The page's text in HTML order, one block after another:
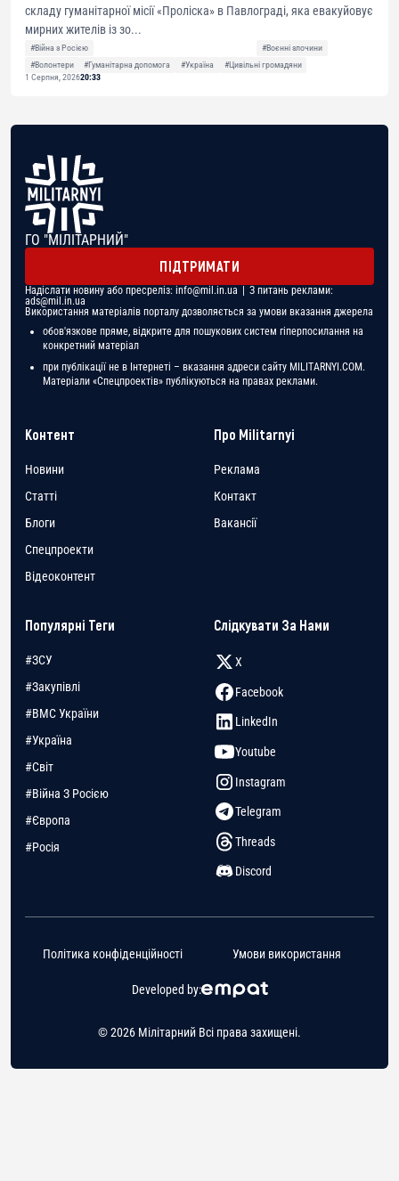
складу гуманітарної місії «Проліска» в Павлограді, яка евакуйовує
мирних жителів із зо...
#Війна з Росією
#Воєнні злочини
#Волонтери
#Гуманітарна допомога #Україна
#Цивільні громадяни
1 Серпня, 202620:33
ГО "МІЛІТАРНИЙ"
ПІДТРИМАТИ
Надіслати новину або пресреліз: info@mil.in.ua | З питань реклами:
ads@mil.in.ua
Використання матеріалів порталу дозволяється за умови вказання джерела
обов'язкове пряме, відкрите для пошукових систем гіперпосилання на
конкретний матеріал
при публікації не в Інтернеті – вказання адреси сайту MILITARNYI.COM.
Матеріали «Спецпроектів» публікуються на правах реклами.
Контент
Новини
Статті
Блоги
Спецпроекти
Відеоконтент
Про Militarnyi
Реклама
Контакт
Вакансії
Популярні Теги
#ЗСУ
#Закупівлі
#ВМС України
#Україна
#Світ
#Війна З Росією
#Європа
#Росія
Слідкувати За Нами
X
Facebook
LinkedIn
Youtube
Instagram
Telegram
Threads
Discord
© 2026 Мілітарний Всі права захищені.
Developed by:
Політика конфіденційності Умови використання